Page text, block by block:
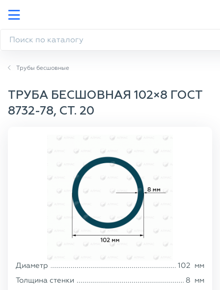
Трубы бесшовные
ТРУБА БЕСШОВНАЯ 102×8 ГОСТ
8732-78, СТ. 20
Диаметр 102 мм
Толщина стенки
8 мм